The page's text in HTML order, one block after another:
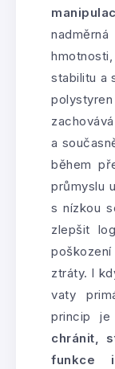
stabilitu a
a
během
průmyslu
s nízkou
zlepšit
ztráty. I
vaty
princip
chránit,
funkce